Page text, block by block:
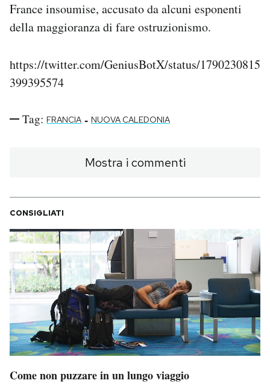
France insoumise, accusato da alcuni esponenti
della maggioranza di fare ostruzionismo.
https://twitter.com/GeniusBotX/status/1790230815
399395574
Tag: FRANCIA - NUOVA CALEDONIA
Mostra i commenti
CONSIGLIATI
Come non puzzare in un lungo viaggio